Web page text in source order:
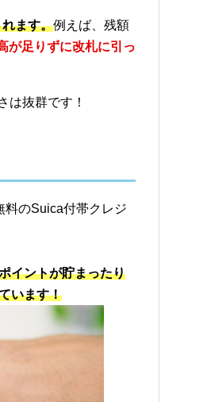
ます。例えば、残額
が足りずに改札に引っ
は抜群です！
料のSuica付帯クレジ
イントが貯まったり
います！